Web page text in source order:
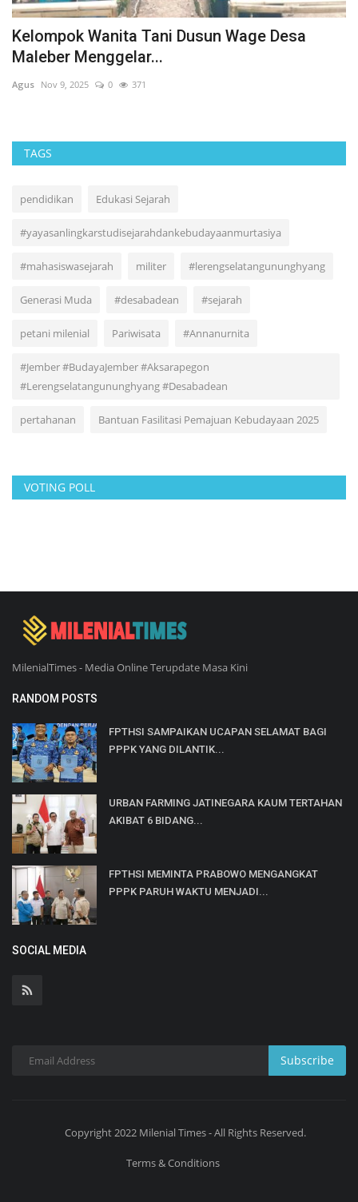
Kelompok Wanita Tani Dusun Wage Desa
Maleber Menggelar...
Agus Nov 9, 2025 0 371
TAGS
pendidikan Edukasi Sejarah
#yayasanlingkarstudisejarahdankebudayaanmurtasiya
#mahasiswasejarah militer #lerengselatangununghyang
Generasi Muda #desabadean #sejarah
petani milenial Pariwisata #Annanurnita
#Jember #BudayaJember #Aksarapegon
#Lerengselatangununghyang #Desabadean
pertahanan Bantuan Fasilitasi Pemajuan Kebudayaan 2025
VOTING POLL
MilenialTimes - Media Online Terupdate Masa Kini
RANDOM POSTS
FPTHSI SAMPAIKAN UCAPAN SELAMAT BAGI
PPPK YANG DILANTIK...
URBAN FARMING JATINEGARA KAUM TERTAHAN
AKIBAT 6 BIDANG...
FPTHSI MEMINTA PRABOWO MENGANGKAT
PPPK PARUH WAKTU MENJADI...
SOCIAL MEDIA
Subscribe
Copyright 2022 Milenial Times - All Rights Reserved.
Terms & Conditions